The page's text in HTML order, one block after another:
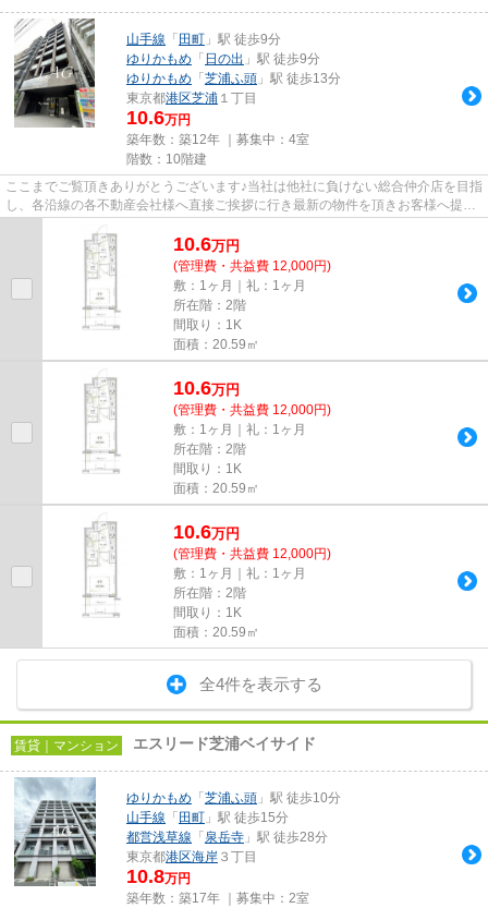
山手線 「 田町 」駅 徒歩9分
ゆりかもめ 「 日の出 」駅 徒歩9分
ゆりかもめ 「 芝浦ふ頭 」駅 徒歩13分
東京都港区芝浦 １丁目
10.6万円
築年数：築12年 ｜募集中： 4室
階数：10階建
ここまでご覧頂きありがとうございます♪当社は他社に負けない総合仲介店を目指
し、各沿線の各不動産会社様へ直接ご挨拶に行き最新の物件を頂きお客様へ提供
10.6万円
(管理費・共益費 12,000円)
敷：1ヶ月｜礼：1ヶ月
所在階：2階
間取り：1K
面積：20.59㎡
10.6万円
(管理費・共益費 12,000円)
敷：1ヶ月｜礼：1ヶ月
所在階：2階
間取り：1K
面積：20.59㎡
10.6万円
(管理費・共益費 12,000円)
敷：1ヶ月｜礼：1ヶ月
所在階：2階
間取り：1K
面積：20.59㎡
全4件を表示する
賃貸｜マンション エスリード芝浦ベイサイド
ゆりかもめ 「 芝浦ふ頭 」駅 徒歩10分
山手線 「 田町 」駅 徒歩15分
都営浅草線 「 泉岳寺 」駅 徒歩28分
東京都港区海岸 ３丁目
10.8万円
築年数：築17年 ｜募集中： 2室